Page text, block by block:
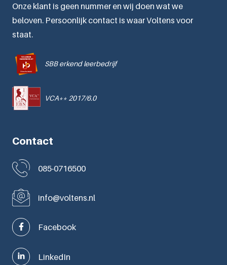
Onze klant is geen nummer en wij doen wat we
beloven. Persoonlijk contact is waar Voltens voor
staat.
SBB erkend leerbedrijf
VCA** 2017/6.0
Contact
085-0716500
info@voltens.nl
Facebook
LinkedIn